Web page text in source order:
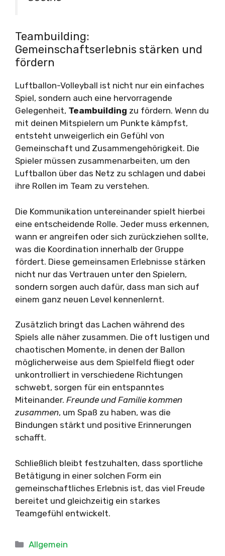
Teambuilding:
Gemeinschaftserlebnis stärken und
fördern
Luftballon-Volleyball ist nicht nur ein einfaches
Spiel, sondern auch eine hervorragende
Gelegenheit, Teambuilding zu fördern. Wenn du
mit deinen Mitspielern um Punkte kämpfst,
entsteht unweigerlich ein Gefühl von
Gemeinschaft und Zusammengehörigkeit. Die
Spieler müssen zusammenarbeiten, um den
Luftballon über das Netz zu schlagen und dabei
ihre Rollen im Team zu verstehen.
Die Kommunikation untereinander spielt hierbei
eine entscheidende Rolle. Jeder muss erkennen,
wann er angreifen oder sich zurückziehen sollte,
was die Koordination innerhalb der Gruppe
fördert. Diese gemeinsamen Erlebnisse stärken
nicht nur das Vertrauen unter den Spielern,
sondern sorgen auch dafür, dass man sich auf
einem ganz neuen Level kennenlernt.
Zusätzlich bringt das Lachen während des
Spiels alle näher zusammen. Die oft lustigen und
chaotischen Momente, in denen der Ballon
möglicherweise aus dem Spielfeld fliegt oder
unkontrolliert in verschiedene Richtungen
schwebt, sorgen für ein entspanntes
Miteinander. Freunde und Familie kommen
zusammen, um Spaß zu haben, was die
Bindungen stärkt und positive Erinnerungen
schafft.
Schließlich bleibt festzuhalten, dass sportliche
Betätigung in einer solchen Form ein
gemeinschaftliches Erlebnis ist, das viel Freude
bereitet und gleichzeitig ein starkes
Teamgefühl entwickelt.
Kategorien
Allgemein